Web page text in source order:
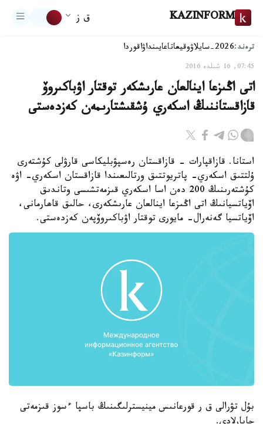
KAZINFORM ق ز
ترەند:2026-سايلاۋ وقيعاتاعايىنداۋاقوردا
07:45, 16 شىلدە 2016
اتى اڭىزعا اينالعان عارىشكەر توقتار اۋباكىروۆ
قازاقستاننىڭ اسكەري ۇشقىشتارىمەن كەزدەستى
استانا. قازاقپارات - قازاقستان رەسپۋبليكاسى قارۋلى كۇشتەرى
ۇلتتىق اسكەري- پاتريوتتىق ورتالىعىندا قازاقستان اسكەري- اۋە
كۇشتەرىنىڭ 200 دەن اسا اسكەري قىزمەتشىسى وتاندىق
اۆياتسيانىڭ اتى اڭىزعا اينالعان عارىشكەرى، حالىق قاھارمانى،
اۆياتسيا گەنەرال- مايورى توقتار اۋباكىروۆپەن كەزدەستى.
بۇل تۋرالى ق ر قورعانىس مينيسترلىگىنىڭ باسپا ءسوز قىزمەتى